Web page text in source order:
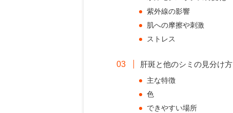
紫外線の影響
肌への摩擦や刺激
ストレス
肝斑と他のシミの見分け方
主な特徴
色
できやすい場所